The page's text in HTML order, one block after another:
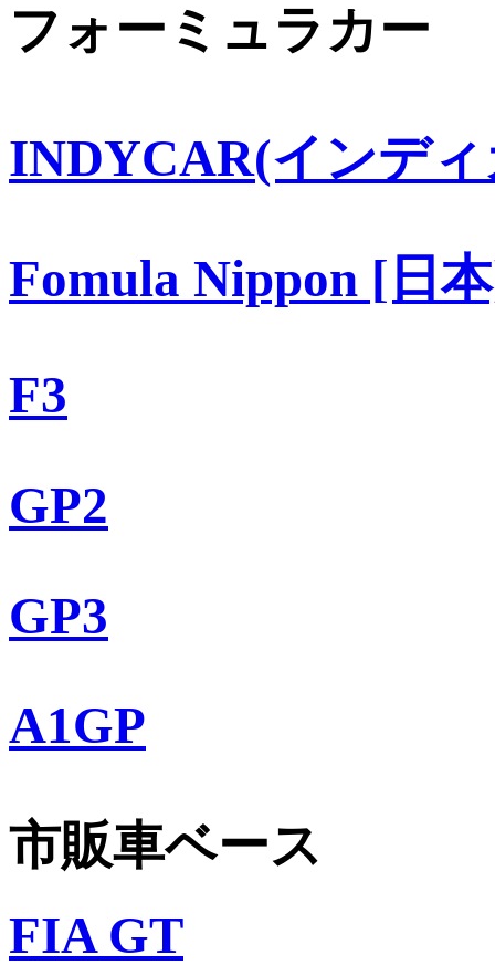
フォーミュラカー
INDYCAR(インデ
Fomula Nippon [日
F3
GP2
GP3
A1GP
市販車ベース
FIA GT